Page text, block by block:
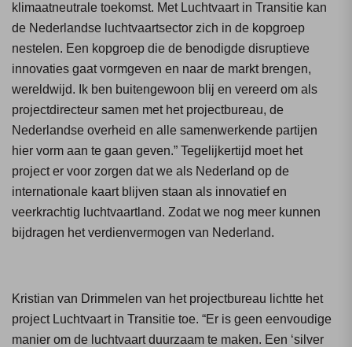
klimaatneutrale toekomst. Met Luchtvaart in Transitie kan
de Nederlandse luchtvaartsector zich in de kopgroep
nestelen. Een kopgroep die de benodigde disruptieve
innovaties gaat vormgeven en naar de markt brengen,
wereldwijd. Ik ben buitengewoon blij en vereerd om als
projectdirecteur samen met het projectbureau, de
Nederlandse overheid en alle samenwerkende partijen
hier vorm aan te gaan geven.” Tegelijkertijd moet het
project er voor zorgen dat we als Nederland op de
internationale kaart blijven staan als innovatief en
veerkrachtig luchtvaartland. Zodat we nog meer kunnen
bijdragen het verdienvermogen van Nederland.
Kristian van Drimmelen van het projectbureau lichtte het
project Luchtvaart in Transitie toe. “Er is geen eenvoudige
manier om de luchtvaart duurzaam te maken. Een ‘silver